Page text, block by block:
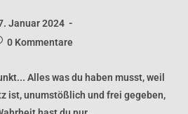
Januar 2024
0 Kommentare
Alles was du haben musst, weil
ist, unumstößlich und frei gegeben,